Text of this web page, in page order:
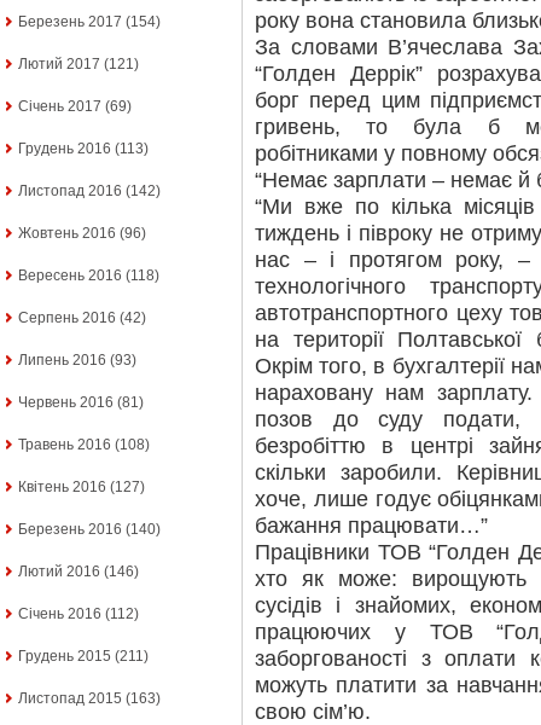
Березень 2017 (154)
Лютий 2017 (121)
Січень 2017 (69)
Грудень 2016 (113)
Листопад 2016 (142)
Жовтень 2016 (96)
Вересень 2016 (118)
Серпень 2016 (42)
Липень 2016 (93)
Червень 2016 (81)
Травень 2016 (108)
Квітень 2016 (127)
Березень 2016 (140)
Лютий 2016 (146)
Січень 2016 (112)
Грудень 2015 (211)
Листопад 2015 (163)
року вона становила
За словами В’ячеслава
“Голден Деррік”
борг перед цим
гривень, то була б
робітниками у повному
“Немає зарплати – немає
“Ми вже по кілька
тиждень і півроку не
нас – і протягом року, –
технологічного
автотранспортного цеху
на території
Окрім того, в бухгалтерії
нараховану нам
позов до суду подати,
безробіттю в центрі
скільки заробили.
хоче, лише годує
бажання працювати…”
Працівники ТОВ “Голден
хто як може: вирощують
сусідів і знайомих,
працюючих у ТОВ
заборгованості з
можуть платити за
свою сім’ю.